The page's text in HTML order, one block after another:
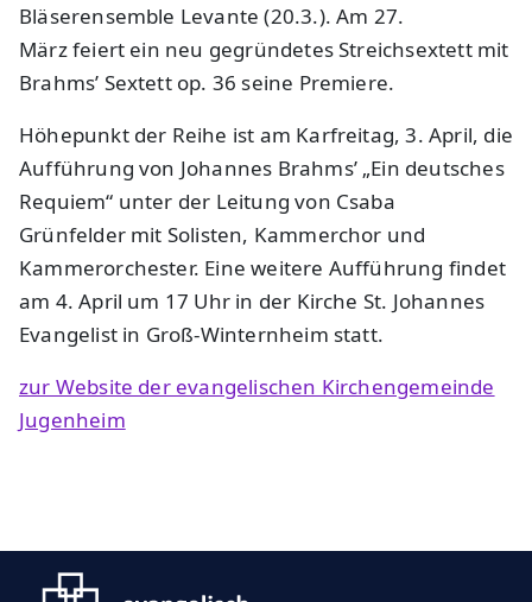
Bläserensemble Levante (20.3.). Am 27.
März feiert ein neu gegründetes Streichsextett mit
Brahms’ Sextett op. 36 seine Premiere.
Höhepunkt der Reihe ist am Karfreitag, 3. April, die
Aufführung von Johannes Brahms’ „Ein deutsches
Requiem“ unter der Leitung von Csaba
Grünfelder mit Solisten, Kammerchor und
Kammerorchester. Eine weitere Aufführung findet
am 4. April um 17 Uhr in der Kirche St. Johannes
Evangelist in Groß-Winternheim statt.
zur Website der evangelischen Kirchengemeinde
Jugenheim